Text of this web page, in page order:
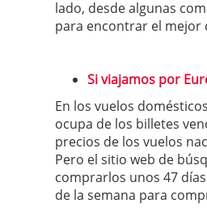
lado, desde algunas
para encontrar el mejor
Si viajamos por
En los vuelos
ocupa de los billetes
precios de los vuelos
Pero el sitio web de
comprarlos unos 47
de la semana para